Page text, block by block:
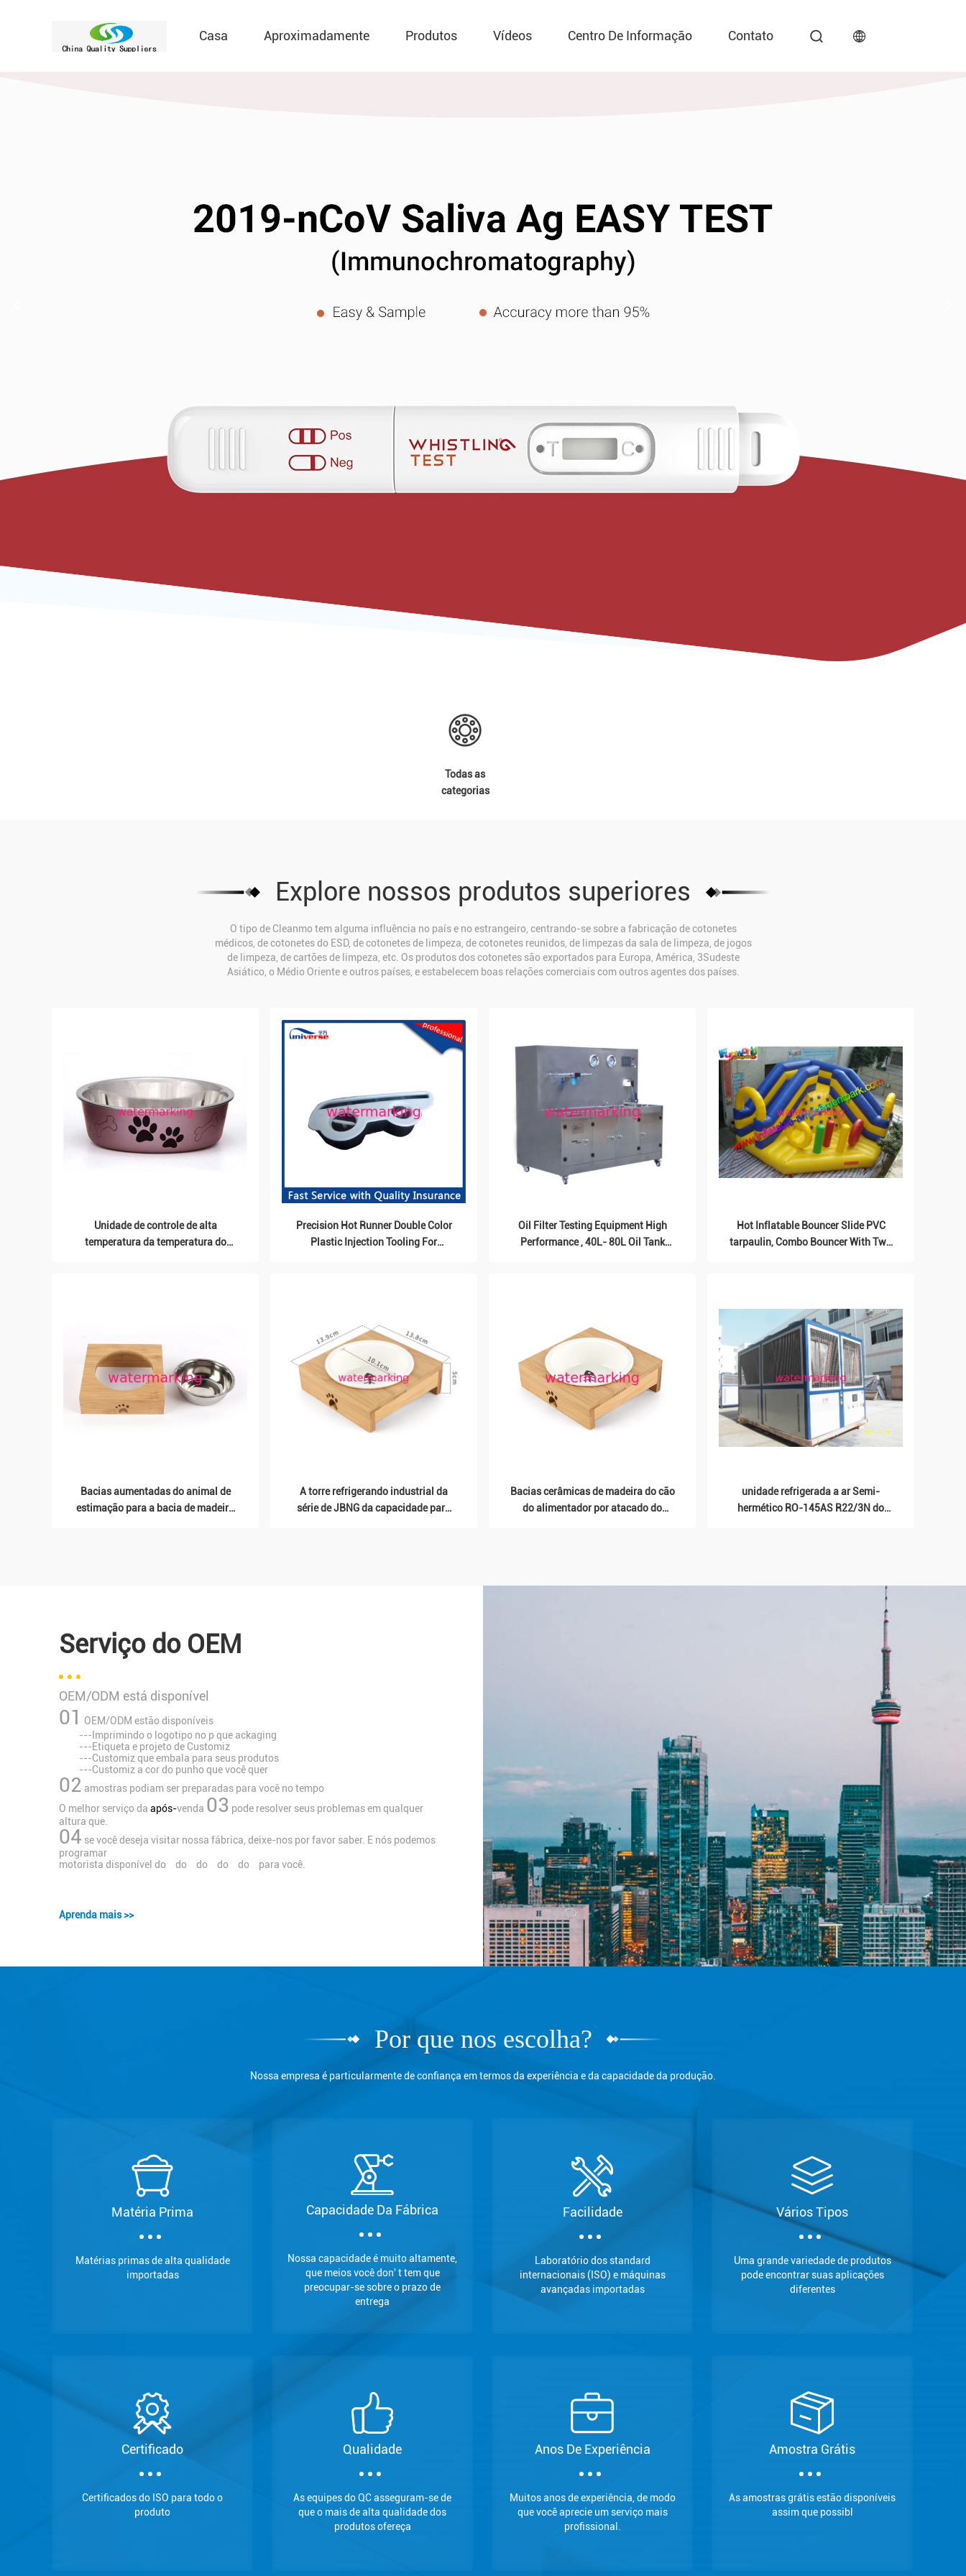
Casa Aproximadamente Produtos Vídeos Centro De Informação Contato
Todas as
categorias
Explore nossos produtos superiores
O tipo de Cleanmo tem alguma influência no país e no estrangeiro, centrando-se sobre a fabricação de cotonetes
médicos, de cotonetes do ESD, de cotonetes de limpeza, de cotonetes reunidos, de limpezas da sala de limpeza, de jogos
de limpeza, de cartões de limpeza, etc. Os produtos dos cotonetes são exportados para Europa, América, 3Sudeste
Asiático, o Médio Oriente e outros países, e estabelecem boas relações comerciais com outros agentes dos países.
Unidade de controle de alta
temperatura da temperatura do
Precision Hot Runner Double Color
Plastic Injection Tooling For
Oil Filter Testing Equipment High
Performance , 40L- 80L Oil Tank
Hot Inflatable Bouncer Slide PVC
tarpaulin, Combo Bouncer With Two
Bacias aumentadas do animal de
estimação para a bacia de madeira
A torre refrigerando industrial da
série de JBNG da capacidade para
Bacias cerâmicas de madeira do cão
do alimentador por atacado do
unidade refrigerada a ar Semi-
hermético RO-145AS R22/3N do
Serviço do OEM
OEM/ODM está disponível
01 OEM/ODM estão disponíveis
---Imprimindo o logotipo no p que ackaging
---Etiqueta e projeto de Customiz
---Customiz que embala para seus produtos
---Customiz a cor do punho que você quer
02 amostras podiam ser preparadas para você no tempo
O melhor serviço da após-venda 03 pode resolver seus problemas em qualquer
altura que.
04 se você deseja visitar nossa fábrica, deixe-nos por favor saber. E nós podemos
programar
motorista disponível do do do do do para você.
Aprenda mais >>
Por que nos escolha?
Nossa empresa é particularmente de confiança em termos da experiência e da capacidade da produção.
Matéria Prima
Matérias primas de alta qualidade
importadas
Capacidade Da Fábrica
Nossa capacidade é muito altamente,
que meios você don' t tem que
preocupar-se sobre o prazo de
entrega
Facilidade
Laboratório dos standard
internacionais (ISO) e máquinas
avançadas importadas
Vários Tipos
Uma grande variedade de produtos
pode encontrar suas aplicações
diferentes
Certificado
Certificados do ISO para todo o
produto
Qualidade
As equipes do QC asseguram-se de
que o mais de alta qualidade dos
produtos ofereça
Anos De Experiência
Muitos anos de experiência, de modo
que você aprecie um serviço mais
profissional.
Amostra Grátis
As amostras grátis estão disponíveis
assim que possibl